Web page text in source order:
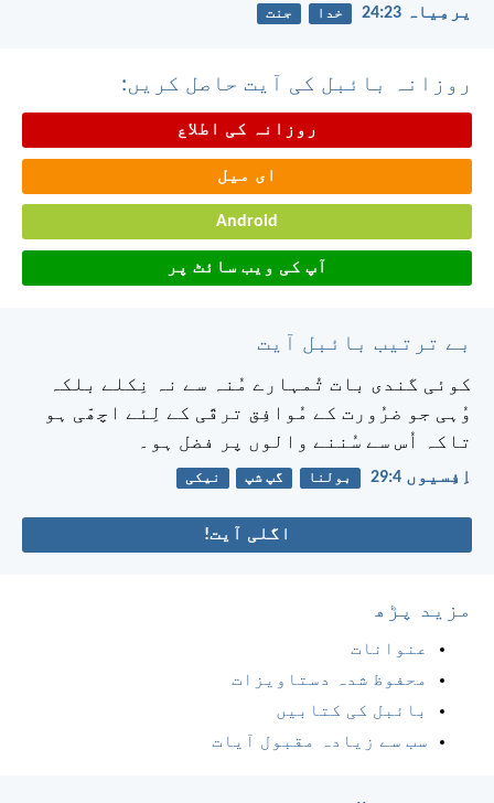
یرمِیاہ 23:‏24 خدا جنت
روزانہ بائبل کی آیت حاصل کریں:
روزانہ کی اطلاع
ای میل
Android
آپ کی ویب سائٹ پر
بے ترتیب بائبل آیت
کوئی گندی بات تُمہارے مُنہ سے نہ نِکلے بلکہ
وُہی جو ضرُورت کے مُوافِق ترقّی کے لِئے اچھّی ہو
تاکہ اُس سے سُننے والوں پر فضل ہو۔
اِفِسیوں 4:‏29 بولنا گپ شپ نیکی
اگلی آیت!
مزید پڑھ
عنوانات
محفوظ شدہ دستاویزات
بائبل کی کتابیں
سب سے زیادہ مقبول آیات